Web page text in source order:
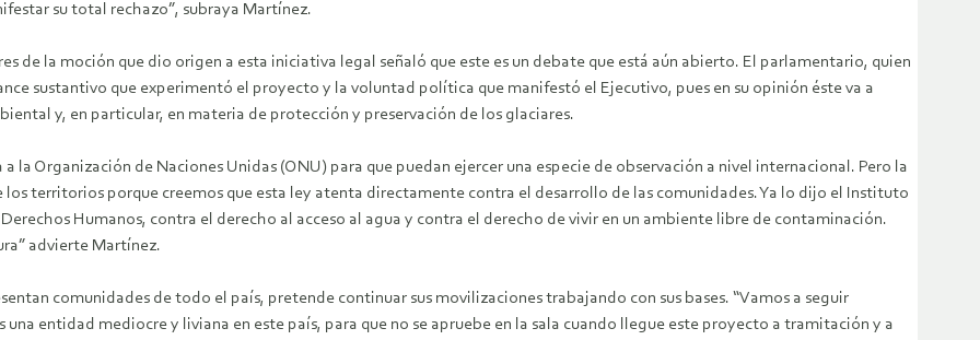
su total rechazo”, subraya Martínez.
de la moción que dio origen a esta iniciativa legal señaló que este es un debate que está aún abierto. El parlamentario, quien
sustantivo que experimentó el proyecto y la voluntad política que manifestó el Ejecutivo, pues en su opinión éste va a
y, en particular, en materia de protección y preservación de los glaciares.
la Organización de Naciones Unidas (ONU) para que puedan ejercer una especie de observación a nivel internacional. Pero la
los territorios porque creemos que esta ley atenta directamente contra el desarrollo de las comunidades. Ya lo dijo el Instituto
Humanos, contra el derecho al acceso al agua y contra el derecho de vivir en un ambiente libre de contaminación.
advierte Martínez.
comunidades de todo el país, pretende continuar sus movilizaciones trabajando con sus bases. “Vamos a seguir
entidad mediocre y liviana en este país, para que no se apruebe en la sala cuando llegue este proyecto a tramitación y a